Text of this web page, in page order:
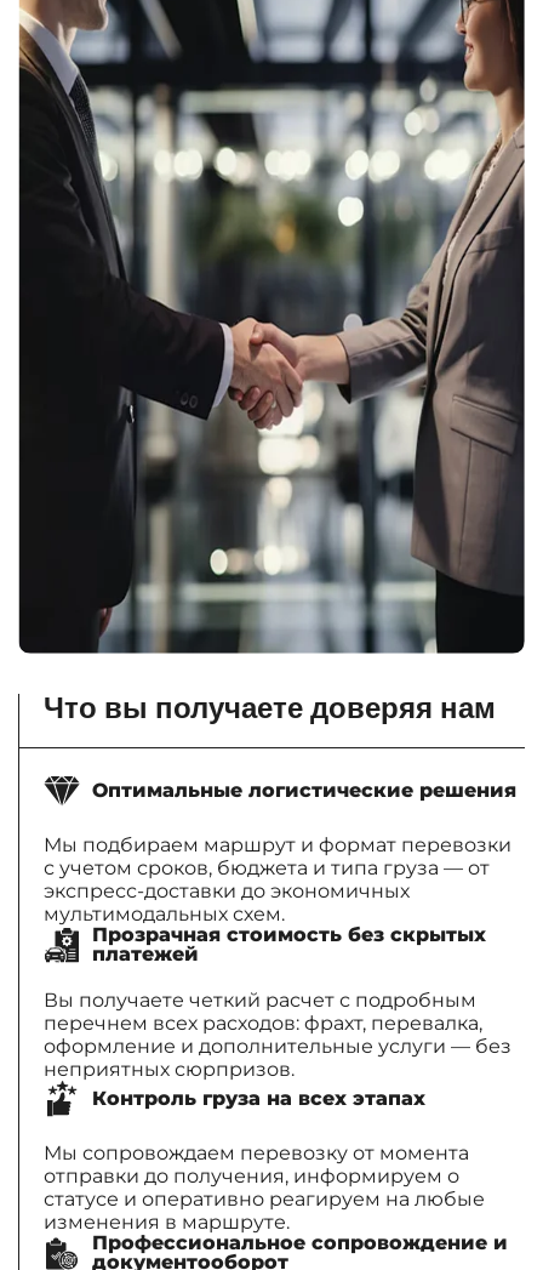
Что вы получаете доверяя нам
Оптимальные логистические решения
Мы подбираем маршрут и формат перевозки
с учетом сроков, бюджета и типа груза — от
экспресс-доставки до экономичных
мультимодальных схем.
Прозрачная стоимость без скрытых
платежей
Вы получаете четкий расчет с подробным
перечнем всех расходов: фрахт, перевалка,
оформление и дополнительные услуги — без
неприятных сюрпризов.
Контроль груза на всех этапах
Мы сопровождаем перевозку от момента
отправки до получения, информируем о
статусе и оперативно реагируем на любые
изменения в маршруте.
Профессиональное сопровождение и
документооборот